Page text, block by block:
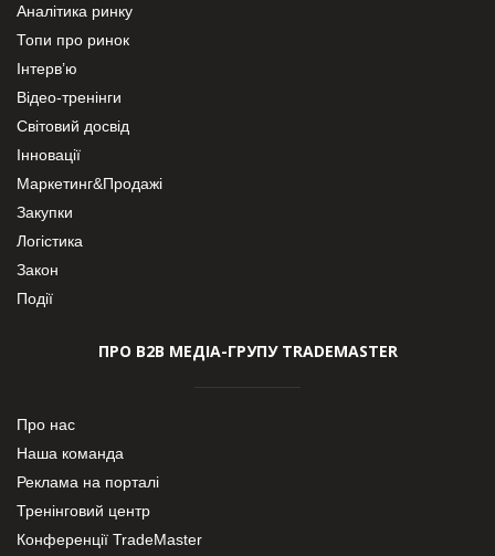
Аналітика ринку
Топи про ринок
Інтерв’ю
Відео-тренінги
Світовий досвід
Інновації
Маркетинг&Продажі
Закупки
Логістика
Закон
Події
ПРО В2В МЕДІА-ГРУПУ TRADEMASTER
Про нас
Наша команда
Реклама на порталі
Тренінговий центр
Конференції TradeMaster